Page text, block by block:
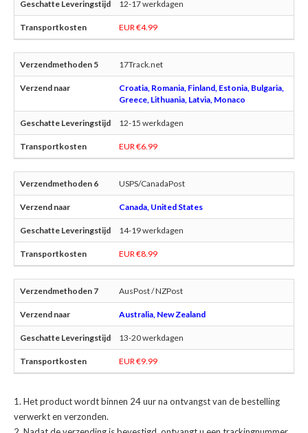
12-17 werkdagen
EUR €4.99
17Track.net
Croatia, Romania, Finland, Estonia, Bulgaria,
Greece, Lithuania, Latvia, Monaco
12-15 werkdagen
EUR €6.99
USPS/CanadaPost
Canada, United States
14-19 werkdagen
EUR €8.99
AusPost / NZPost
Australia, New Zealand
13-20 werkdagen
EUR €9.99
Het product wordt binnen 24 uur na ontvangst van de bestelling
verwerkt en verzonden.